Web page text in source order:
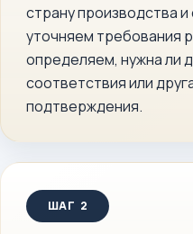
страну производства
уточняем требования
определяем, нужна ли
соответствия или
подтверждения.